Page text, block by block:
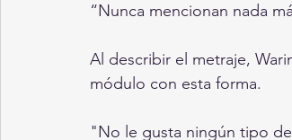
“Nunca mencionan nada
Al describir el metraje,
módulo con esta forma.
"No le gusta ningún tipo